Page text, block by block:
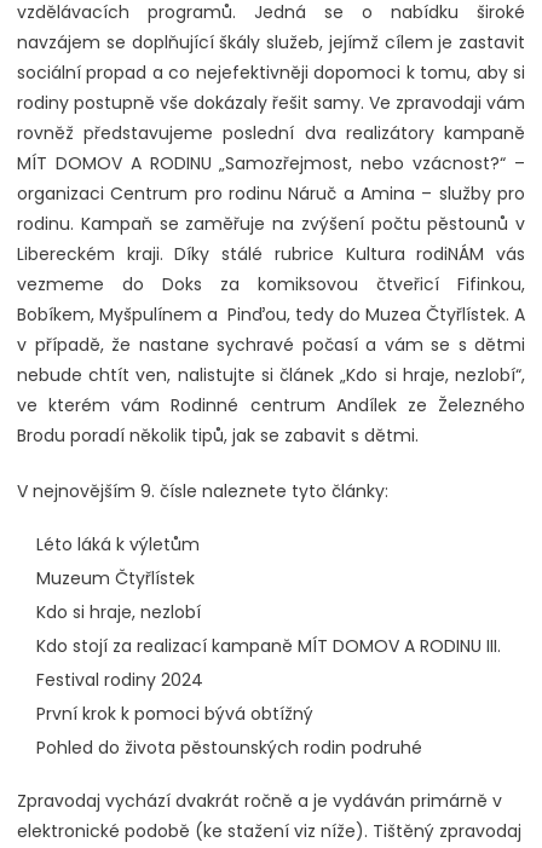
vzdělávacích programů. Jedná se o nabídku široké
navzájem se doplňující škály služeb, jejímž cílem je zastavit
sociální propad a co nejefektivněji dopomoci k tomu, aby si
rodiny postupně vše dokázaly řešit samy. Ve zpravodaji vám
rovněž představujeme poslední dva realizátory kampaně
MÍT DOMOV A RODINU „Samozřejmost, nebo vzácnost?“ –
organizaci Centrum pro rodinu Náruč a Amina – služby pro
rodinu. Kampaň se zaměřuje na zvýšení počtu pěstounů v
Libereckém kraji. Díky stálé rubrice Kultura rodiNÁM vás
vezmeme do Doks za komiksovou čtveřicí Fifinkou,
Bobíkem, Myšpulínem a Pinďou, tedy do Muzea Čtyřlístek. A
v případě, že nastane sychravé počasí a vám se s dětmi
nebude chtít ven, nalistujte si článek „Kdo si hraje, nezlobí“,
ve kterém vám Rodinné centrum Andílek ze Železného
Brodu poradí několik tipů, jak se zabavit s dětmi.
V nejnovějším 9. čísle naleznete tyto články:
Léto láká k výletům
Muzeum Čtyřlístek
Kdo si hraje, nezlobí
Kdo stojí za realizací kampaně MÍT DOMOV A RODINU III.
Festival rodiny 2024
První krok k pomoci bývá obtížný
Pohled do života pěstounských rodin podruhé
Zpravodaj vychází dvakrát ročně a je vydáván primárně v
elektronické podobě (ke stažení viz níže). Tištěný zpravodaj